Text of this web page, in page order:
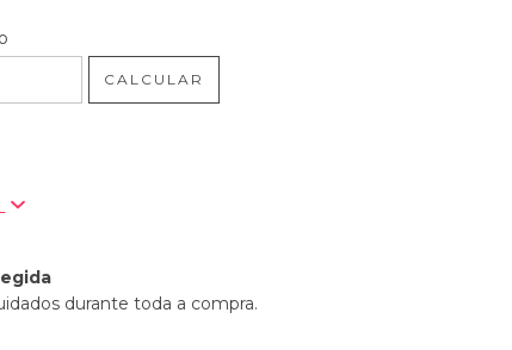
CALCULAR
durante toda a compra.